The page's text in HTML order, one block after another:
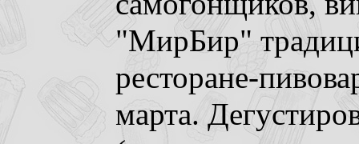
"МирБир"
ресторане-
марта.